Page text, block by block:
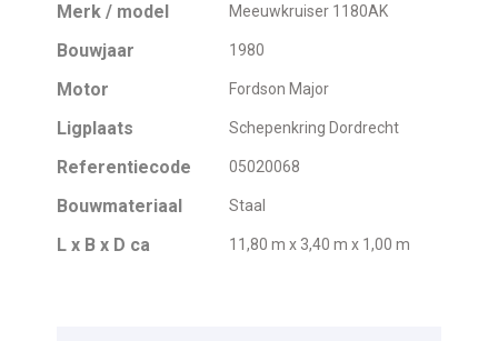
Merk / model Meeuwkruiser 1180AK
Bouwjaar 1980
Motor Fordson Major
Ligplaats Schepenkring Dordrecht
Referentiecode 05020068
Bouwmateriaal Staal
L x B x D ca 11,80 m x 3,40 m x 1,00 m